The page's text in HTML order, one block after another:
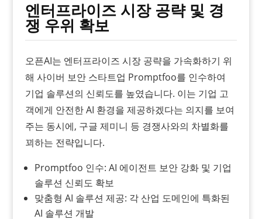
엔터프라이즈 시장 공략 및 경
쟁 우위 확보
오픈AI는 엔터프라이즈 시장 공략을 가속화하기 위
해 사이버 보안 스타트업 Promptfoo를 인수하여
기업 솔루션의 신뢰도를 높였습니다. 이는 기업 고
객에게 안전한 AI 환경을 제공하겠다는 의지를 보여
주는 동시에, 구글 제미니 등 경쟁사와의 차별화를
꾀하는 전략입니다.
Promptfoo 인수: AI 에이전트 보안 강화 및 기업
솔루션 신뢰도 확보
맞춤형 AI 솔루션 제공: 각 산업 도메인에 특화된
AI 솔루션 개발